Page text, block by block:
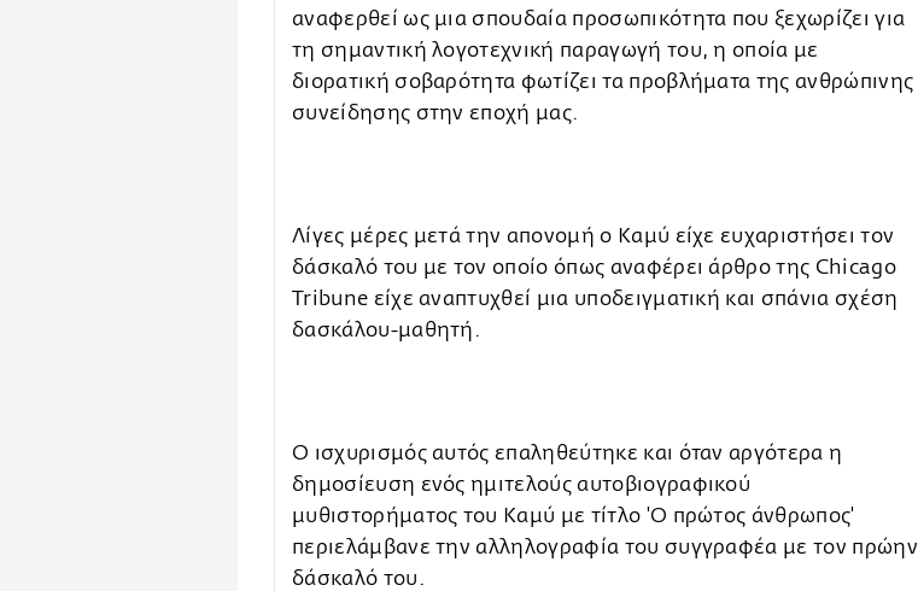
αναφερθεί ως μια σπουδαία προσωπικότητα που ξεχωρίζει για
τη σημαντική λογοτεχνική παραγωγή του, η οποία με
διορατική σοβαρότητα φωτίζει τα προβλήματα της ανθρώπινης
συνείδησης στην εποχή μας.
Λίγες μέρες μετά την απονομή ο Καμύ είχε ευχαριστήσει τον
δάσκαλό του με τον οποίο όπως αναφέρει άρθρο της Chicago
Tribune είχε αναπτυχθεί μια υποδειγματική και σπάνια σχέση
δασκάλου-μαθητή.
Ο ισχυρισμός αυτός επαληθεύτηκε και όταν αργότερα η
δημοσίευση ενός ημιτελούς αυτοβιογραφικού
μυθιστορήματος του Καμύ με τίτλο 'Ο πρώτος άνθρωπος'
περιελάμβανε την αλληλογραφία του συγγραφέα με τον πρώην
δάσκαλό του.